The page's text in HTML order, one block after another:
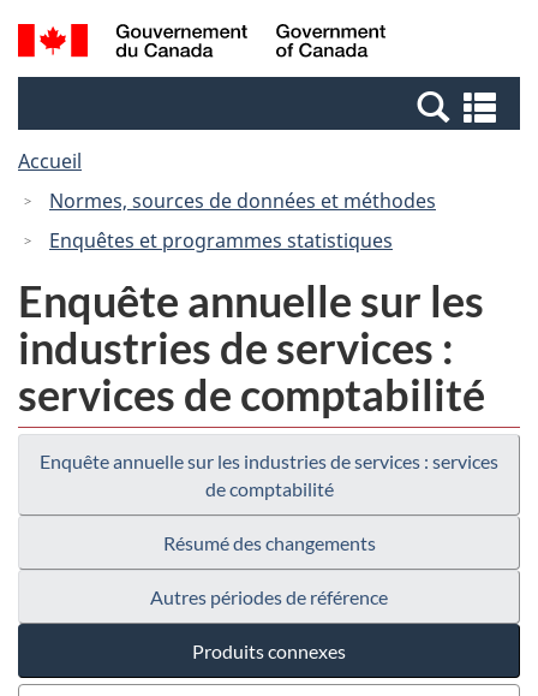
Passer
au
Passer
à
Canada
Recherche
et
et
Accueil
Normes, sources de données et méthodes
Enquêtes et programmes statistiques
Enquête annuelle sur les
industries de services :
services de comptabilité
Enquête annuelle sur les industries de services : services
de comptabilité
Résumé des changements
Autres périodes de référence
Produits connexes